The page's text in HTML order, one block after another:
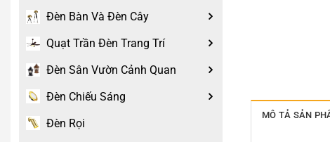
Đèn Bàn Và Đèn Cây
Quạt Trần Đèn Trang Trí
Đèn Sân Vườn Cảnh Quan
Đèn Chiếu Sáng
Đèn Rọi
MÔ TẢ SẢN